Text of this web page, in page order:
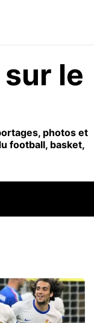
sur le
photos et
football, basket,